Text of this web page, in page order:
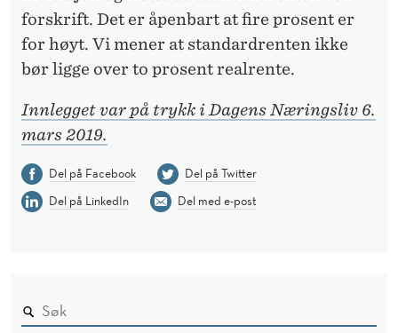
forskrift. Det er åpenbart at fire prosent er
for høyt. Vi mener at standardrenten ikke
bør ligge over to prosent realrente.
Innlegget var på trykk i Dagens Næringsliv 6.
mars 2019.
Del på Facebook
Del på Twitter
Del på LinkedIn
Del med e-post